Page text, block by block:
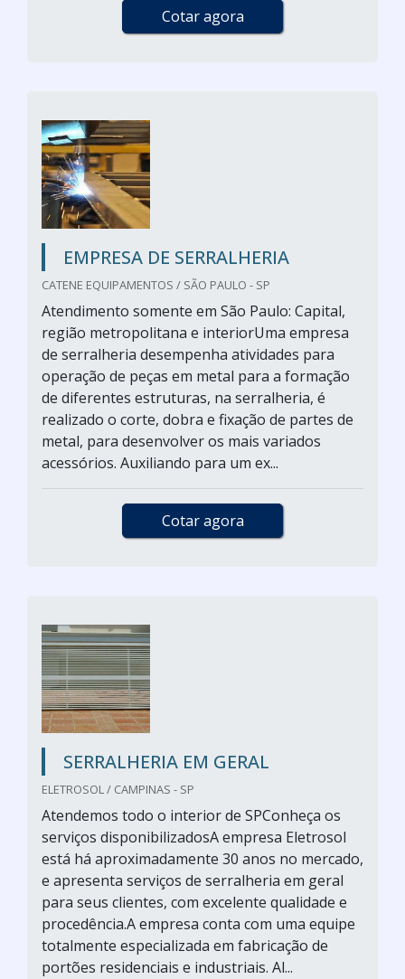
Cotar agora
EMPRESA DE SERRALHERIA
CATENE EQUIPAMENTOS / SÃO PAULO - SP
Atendimento somente em São Paulo: Capital,
região metropolitana e interiorUma empresa
de serralheria desempenha atividades para
operação de peças em metal para a formação
de diferentes estruturas, na serralheria, é
realizado o corte, dobra e fixação de partes de
metal, para desenvolver os mais variados
acessórios. Auxiliando para um ex...
Cotar agora
SERRALHERIA EM GERAL
ELETROSOL / CAMPINAS - SP
Atendemos todo o interior de SPConheça os
serviços disponibilizadosA empresa Eletrosol
está há aproximadamente 30 anos no mercado,
e apresenta serviços de serralheria em geral
para seus clientes, com excelente qualidade e
procedência.A empresa conta com uma equipe
totalmente especializada em fabricação de
portões residenciais e industriais. Al...